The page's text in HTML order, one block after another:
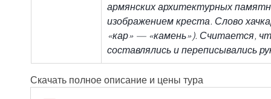
армянских архитектурных
изображением креста. Слово
«кар» — «камень»). Считается,
составлялись и переписывались
Скачать полное описание и цены тура